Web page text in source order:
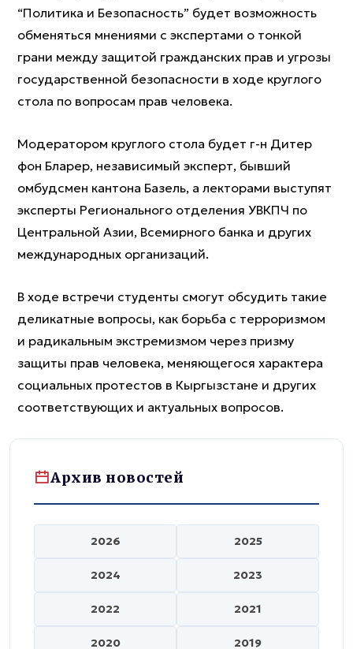
“Политика и Безопасность” будет возможность
обменяться мнениями с экспертами о тонкой
грани между защитой гражданских прав и угрозы
государственной безопасности в ходе круглого
стола по вопросам прав человека.
Модератором круглого стола будет г-н Дитер
фон Бларер, независимый эксперт, бывший
омбудсмен кантона Базель, а лекторами выступят
эксперты Регионального отделения УВКПЧ по
Центральной Азии, Всемирного банка и других
международных организаций.
В ходе встречи студенты смогут обсудить такие
деликатные вопросы, как борьба с терроризмом
и радикальным экстремизмом через призму
защиты прав человека, меняющегося характера
социальных протестов в Кыргызстане и других
соответствующих и актуальных вопросов.
Архив новостей
2026 2025
2024 2023
2022 2021
2020 2019